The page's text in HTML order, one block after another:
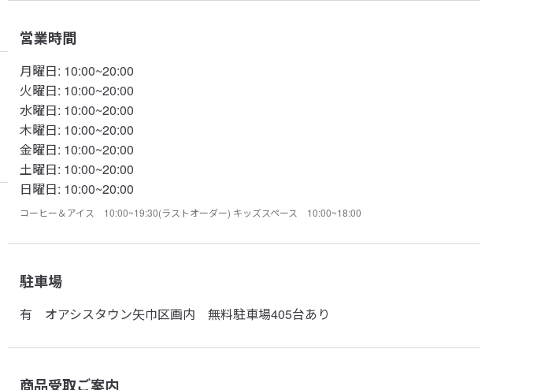
営業時間
月曜日: 10:00~20:00
火曜日: 10:00~20:00
水曜日: 10:00~20:00
木曜日: 10:00~20:00
金曜日: 10:00~20:00
土曜日: 10:00~20:00
日曜日: 10:00~20:00
コーヒー＆アイス 10:00~19:30(ラストオーダー) キッズスペース 10:00~18:00
駐車場
有 オアシスタウン矢巾区画内 無料駐車場405台あり
商品受取ご案内